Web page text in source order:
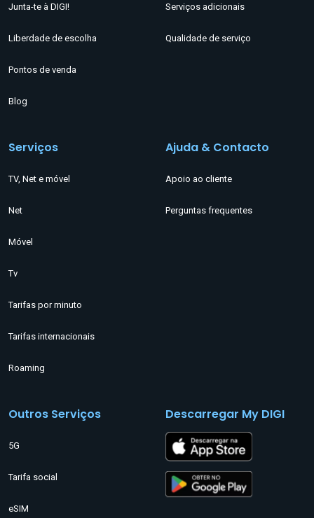
Junta-te à DIGI!
Liberdade de escolha
Pontos de venda
Blog
Serviços adicionais
Qualidade de serviço
Serviços
TV, Net e móvel
Net
Móvel
Tv
Tarifas por minuto
Tarifas internacionais
Roaming
Ajuda & Contacto
Apoio ao cliente
Perguntas frequentes
Outros Serviços
5G
Tarifa social
eSIM
Descarregar My DIGI